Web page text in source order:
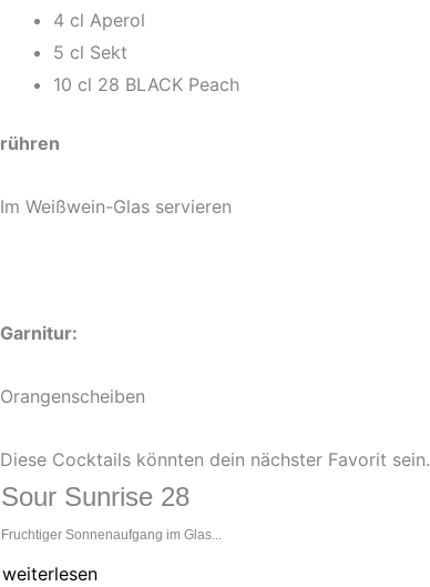
4 cl Aperol
5 cl Sekt
10 cl 28 BLACK Peach
rühren
Im Weißwein-Glas servieren
Garnitur:
Orangenscheiben
Diese Cocktails könnten dein nächster Favorit sein.
Sour Sunrise 28
Fruchtiger Sonnenaufgang im Glas...
weiterlesen